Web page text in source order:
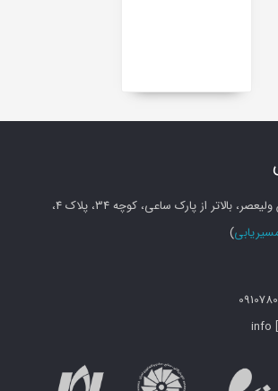
آدرس: تهران، خیابان ولیعصر، بالاتر از پارک ساعی، کوچه 34، پلاک 4،
)